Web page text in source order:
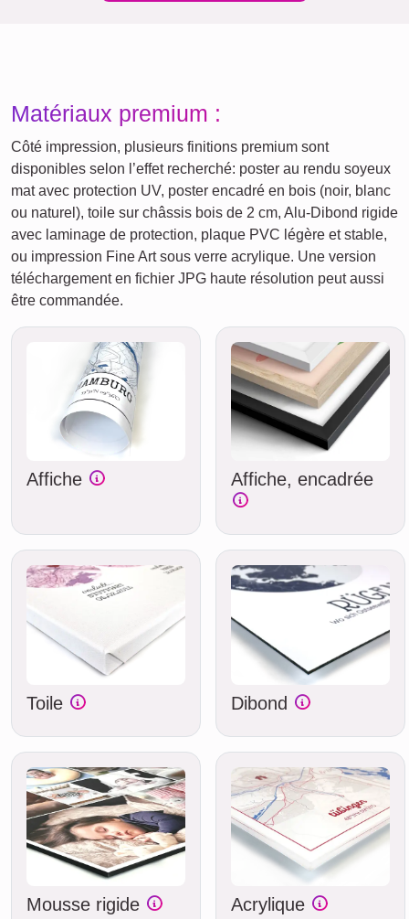
Matériaux premium :
Côté impression, plusieurs finitions premium sont
disponibles selon l’effet recherché: poster au rendu soyeux
mat avec protection UV, poster encadré en bois (noir, blanc
ou naturel), toile sur châssis bois de 2 cm, Alu-Dibond rigide
avec laminage de protection, plaque PVC légère et stable,
ou impression Fine Art sous verre acrylique. Une version
téléchargement en fichier JPG haute résolution peut aussi
être commandée.
Affiche Affiche, encadrée
Toile Dibond
Mousse rigide Acrylique